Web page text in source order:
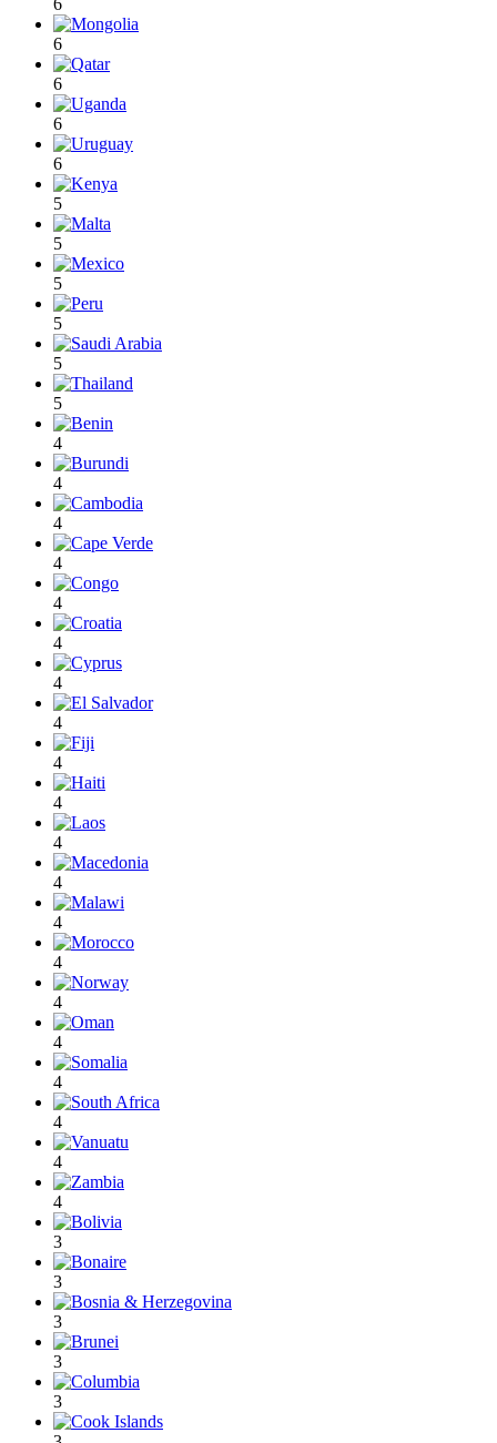
6
6
6
6
6
5
5
5
5
5
5
4
4
4
4
4
4
4
4
4
4
4
4
4
4
4
4
4
4
4
4
3
3
3
3
3